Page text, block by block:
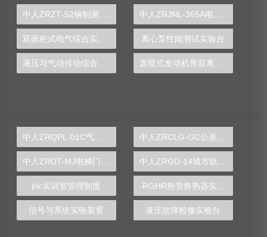
中人ZRJNL-365A电子创新设计及电工实验装置
离心泵性能测试实验台
plc实训室管理制度
信号与系统实验装置 液压故障检修实验台